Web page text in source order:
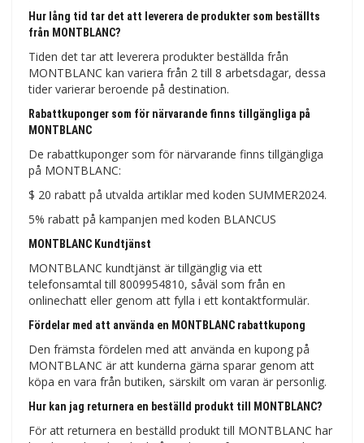
Hur lång tid tar det att leverera de produkter som beställts
från MONTBLANC?
Tiden det tar att leverera produkter beställda från
MONTBLANC kan variera från 2 till 8 arbetsdagar, dessa
tider varierar beroende på destination.
Rabattkuponger som för närvarande finns tillgängliga på
MONTBLANC
De rabattkuponger som för närvarande finns tillgängliga
på MONTBLANC:
$ 20 rabatt på utvalda artiklar med koden SUMMER2024.
5% rabatt på kampanjen med koden BLANCUS
MONTBLANC Kundtjänst
MONTBLANC kundtjänst är tillgänglig via ett
telefonsamtal till 8009954810, såväl som från en
onlinechatt eller genom att fylla i ett kontaktformulär.
Fördelar med att använda en MONTBLANC rabattkupong
Den främsta fördelen med att använda en kupong på
MONTBLANC är att kunderna gärna sparar genom att
köpa en vara från butiken, särskilt om varan är personlig.
Hur kan jag returnera en beställd produkt till MONTBLANC?
För att returnera en beställd produkt till MONTBLANC har